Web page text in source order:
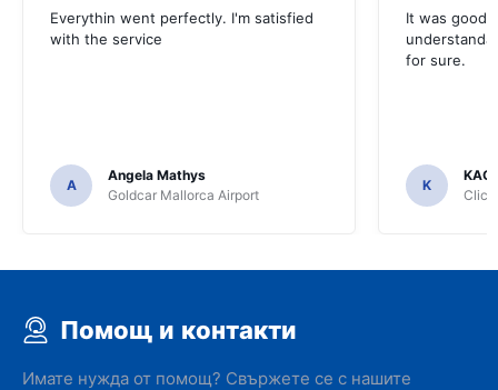
Everythin went perfectly. I'm satisfied
with the service
A
Angela Mathys
Goldcar Mallorca Airport
It was good.
for sure.
K
Помощ и контакти
Имате нужда от помощ? Свържете се с нашите